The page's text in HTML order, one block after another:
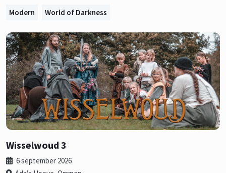
Modern
World of Darkness
Wisselwoud 3
6 september 2026